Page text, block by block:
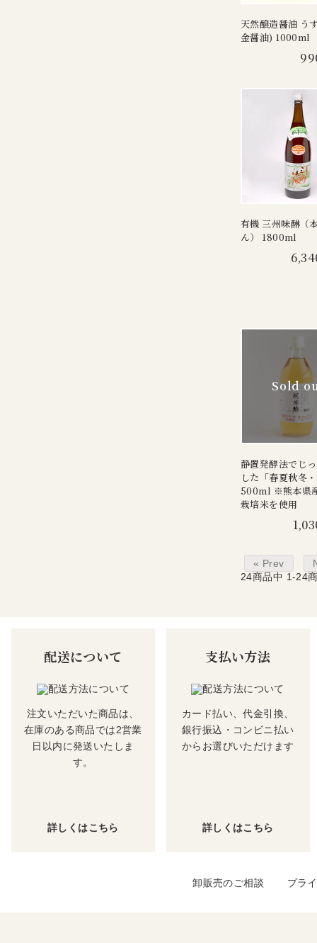
天然醸造醤油 う
金醤油) 1000ml
有機 三州味醂（
ん） 1800ml
静置発酵法でじ
した「春夏秋冬
500ml ※熊本県
栽培米を使用
« Prev
24商品中 1-24
配送について
注文いただいた商品は、
在庫のある商品では2営業
日以内に発送いたしま
す。
詳しくはこちら
支払い方法
カード払い、代金引換、
銀行振込・コンビニ払い
からお選びいただけます
詳しくはこちら
卸販売のご相談 プラ